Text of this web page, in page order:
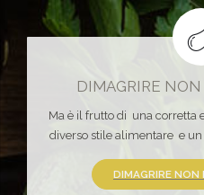
DIMAGRIRE
Ma è il frutto di una corretta
diverso stile alimentare e
DIMAGRIRE NON